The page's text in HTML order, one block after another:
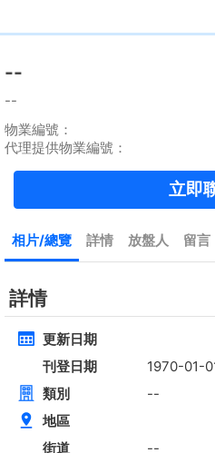
天鑄
黃金置頂
標準2100呎村屋
元朗 標準2100呎村屋 4房4套
建築 2100呎
實用 --